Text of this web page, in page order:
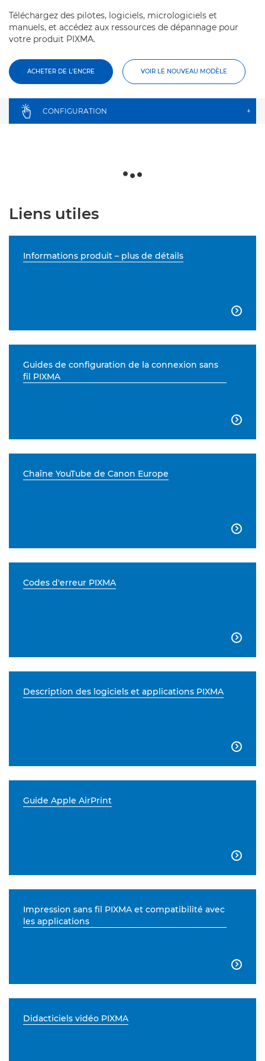
Téléchargez des pilotes, logiciels, micrologiciels et
manuels, et accédez aux ressources de dépannage pour
votre produit PIXMA.
ACHETER DE L'ENCRE VOIR LE NOUVEAU MODÈLE
CONFIGURATION +
Liens utiles
Informations produit – plus de détails

Guides de configuration de la connexion sans
fil PIXMA

Chaîne YouTube de Canon Europe

Codes d'erreur PIXMA

Description des logiciels et applications PIXMA

Guide Apple AirPrint

Impression sans fil PIXMA et compatibilité avec
les applications

Didacticiels vidéo PIXMA